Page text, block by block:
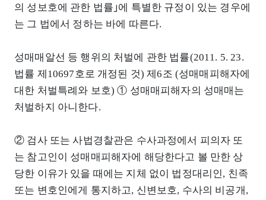
의 성보호에 관한 법률｣에 특별한 규정이 있는 경우에
는 그 법에서 정하는 바에 따른다.
성매매알선 등 행위의 처벌에 관한 법률(2011. 5. 23.
법률 제10697호로 개정된 것) 제6조 (성매매피해자에
대한 처벌특례와 보호) ① 성매매피해자의 성매매는
처벌하지 아니한다.
② 검사 또는 사법경찰관은 수사과정에서 피의자 또
는 참고인이 성매매피해자에 해당한다고 볼 만한 상
당한 이유가 있을 때에는 지체 없이 법정대리인, 친족
또는 변호인에게 통지하고, 신변보호, 수사의 비공개,